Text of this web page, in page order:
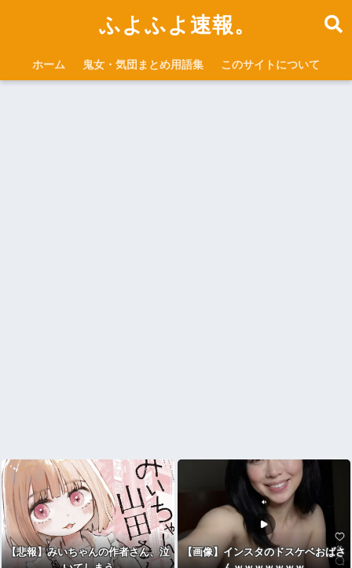
ふよふよ速報。
ホーム 鬼女・気団まとめ用語集 このサイトについて
【悲報】みいちゃんの作者さん、泣
【画像】インスタのドスケベおばさ